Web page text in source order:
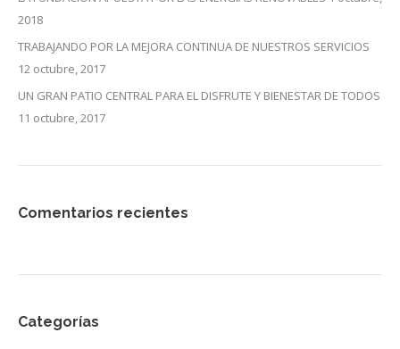
2018
TRABAJANDO POR LA MEJORA CONTINUA DE NUESTROS SERVICIOS
12 octubre, 2017
UN GRAN PATIO CENTRAL PARA EL DISFRUTE Y BIENESTAR DE TODOS
11 octubre, 2017
Comentarios recientes
Categorías